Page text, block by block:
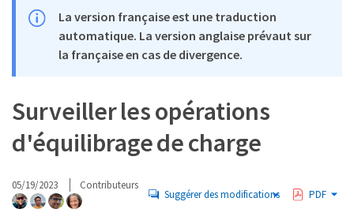
La version française est une traduction
automatique. La version anglaise prévaut sur
la française en cas de divergence.
Surveiller les opérations
d'équilibrage de charge
05/19/2023 Contributeurs
Suggérer des modifications PDF